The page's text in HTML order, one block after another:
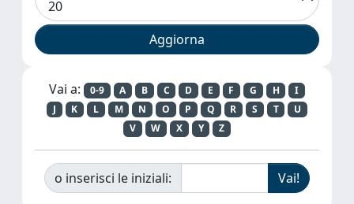
Vai a: 0-9 A B C D E F G H
I
J
K L M N O P Q R S T
U
V
W X Y Z
o inserisci le iniziali: